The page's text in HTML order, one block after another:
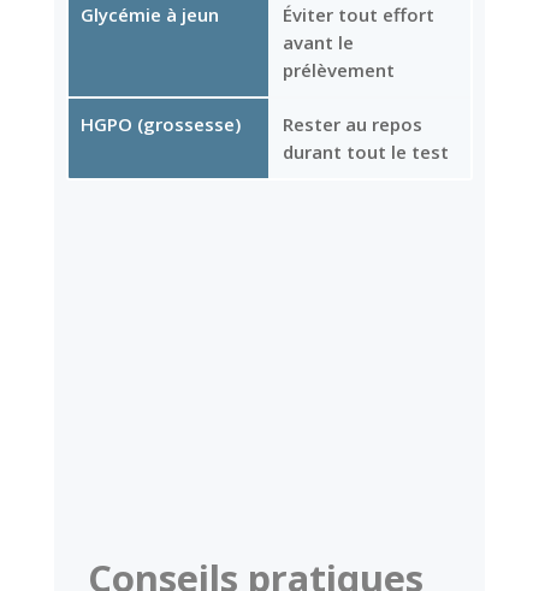
Glycémie à jeun
HGPO (grossesse)
Éviter tout effort
avant le
prélèvement
Rester au repos
durant tout le test
Conseils pratiques